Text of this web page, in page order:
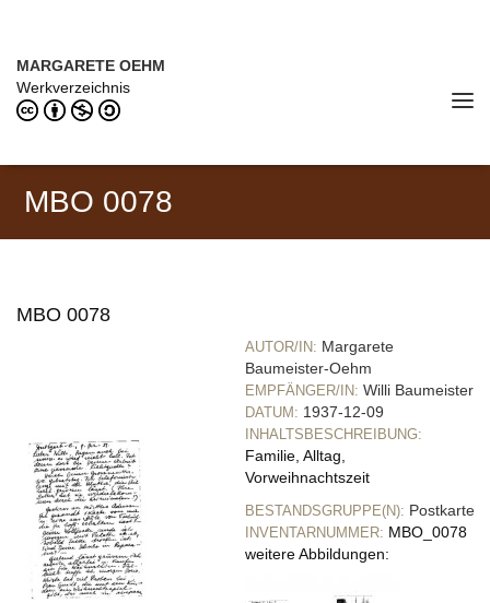
MARGARETE OEHM
Werkverzeichnis
MBO 0078
MBO 0078
AUTOR/IN: Margarete
Baumeister-Oehm
EMPFÄNGER/IN: Willi Baumeister
DATUM: 1937-12-09
INHALTSBESCHREIBUNG:
Familie, Alltag,
Vorweihnachtszeit
BESTANDSGRUPPE(N): Postkarte
INVENTARNUMMER: MBO_0078
weitere Abbildungen: